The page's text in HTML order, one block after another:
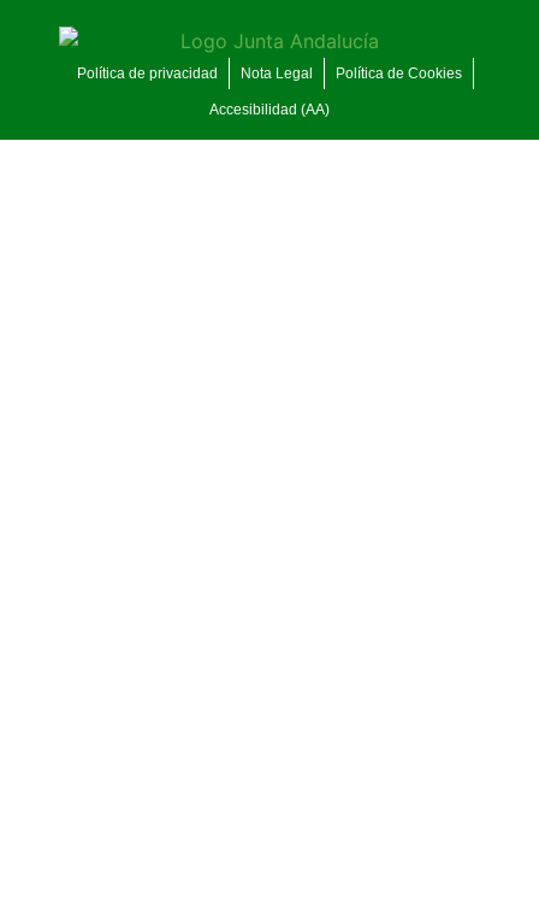
Política de privacidad Nota Legal Política de Cookies
Accesibilidad (AA)